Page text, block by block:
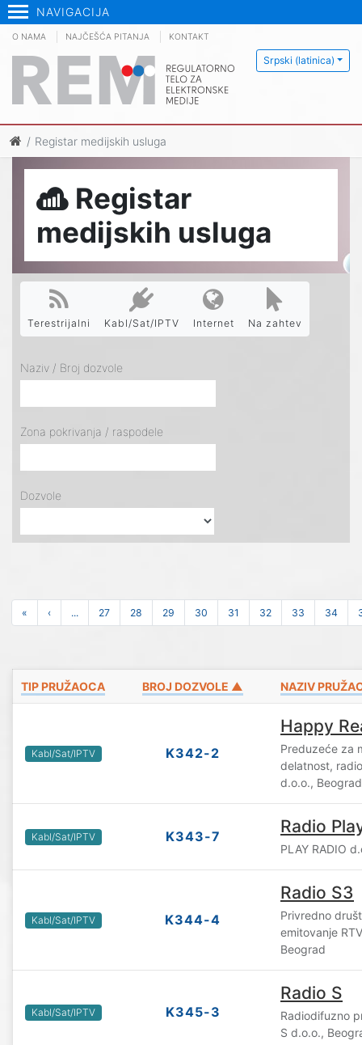
NAVIGACIJA
Srpski (latinica)
O NAMA NAJČEŠĆA PITANJA KONTAKT
Registar medijskih usluga
Registar
medijskih usluga
Terestrijalni Kabl/Sat/IPTV Internet Na zahtev
Naziv / Broj dozvole
Zona pokrivanja / raspodele
Dozvole
« ‹ ... 27 28 29 30 31 32 33 34
TIP PRUŽAOCA BROJ DOZVOLE ▲ NAZIV
Kabl/Sat/IPTV K342-2
Happy
Preduzeće za
delatnost,
d.o.o., Beograd
Kabl/Sat/IPTV K343-7 Radio
PLAY RADIO
Kabl/Sat/IPTV K344-4
Radio S3
Privredno
emitovanje
Beograd
Kabl/Sat/IPTV K345-3
Radio S
Radiodifuzno
S d.o.o.,